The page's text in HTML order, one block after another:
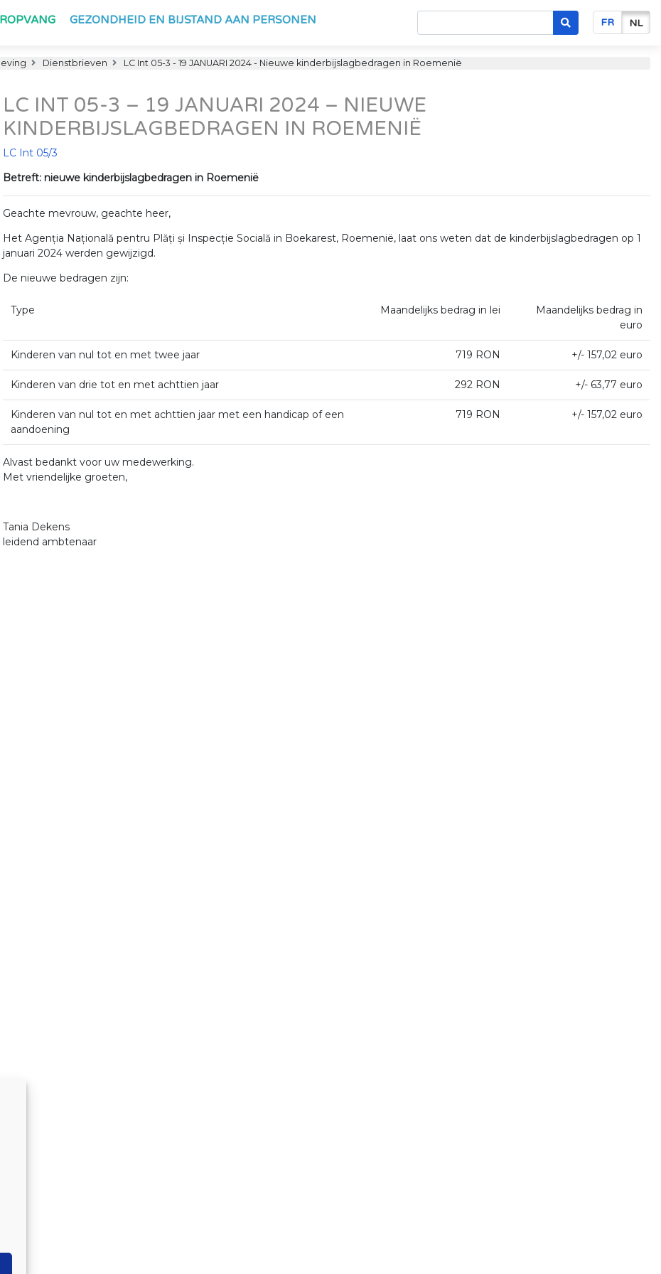
GEZONDHEID EN BIJSTAND AAN PERSONEN FR NL
Dienstbrieven LC Int 05-3 - 19 JANUARI 2024 - Nieuwe kinderbijslagbedragen in Roemenië
LC INT 05-3 – 19 JANUARI 2024 – NIEUWE
KINDERBIJSLAGBEDRAGEN IN ROEMENIË
LC Int 05/3
Betreft: nieuwe kinderbijslagbedragen in Roemenië
Geachte mevrouw, geachte heer,
Het Agenția Națională pentru Plăți și Inspecție Socială in Boekarest, Roemenië, laat ons weten dat de kinderbijslagbedragen op 1
januari 2024 werden gewijzigd.
De nieuwe bedragen zijn:
Type Maandelijks bedrag in lei
Maandelijks bedrag in
euro
Kinderen van nul tot en met twee jaar 719 RON +/- 157,02 euro
Kinderen van drie tot en met achttien jaar 292 RON +/- 63,77 euro
Kinderen van nul tot en met achttien jaar met een handicap of een
aandoening
719 RON +/- 157,02 euro
Alvast bedankt voor uw medewerking.
Met vriendelijke groeten,
Tania Dekens
leidend ambtenaar